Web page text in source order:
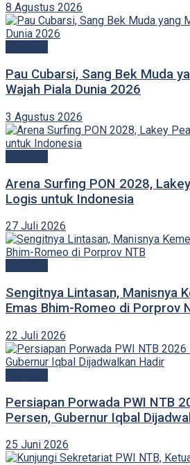
8 Agustus 2026
Pau Cubarsi, Sang Bek Muda
Wajah Piala Dunia 2026
3 Agustus 2026
Arena Surfing PON 2028,
Logis untuk Indonesia
27 Juli 2026
Sengitnya Lintasan, Manisnya
Emas Bhim-Romeo di Porprov
22 Juli 2026
Persiapan Porwada PWI NTB
Persen, Gubernur Iqbal
25 Juni 2026